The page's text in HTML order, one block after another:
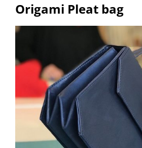
Origami Pleat bag